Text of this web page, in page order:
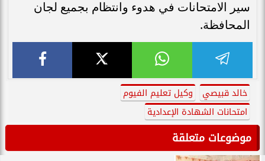
سير الامتحانات في هدوء وانتظام بجميع لجان
المحافظة.
خالد قبيصي
وكيل تعليم الفيوم
امتحانات الشهادة الإعدادية
موضوعات متعلقة